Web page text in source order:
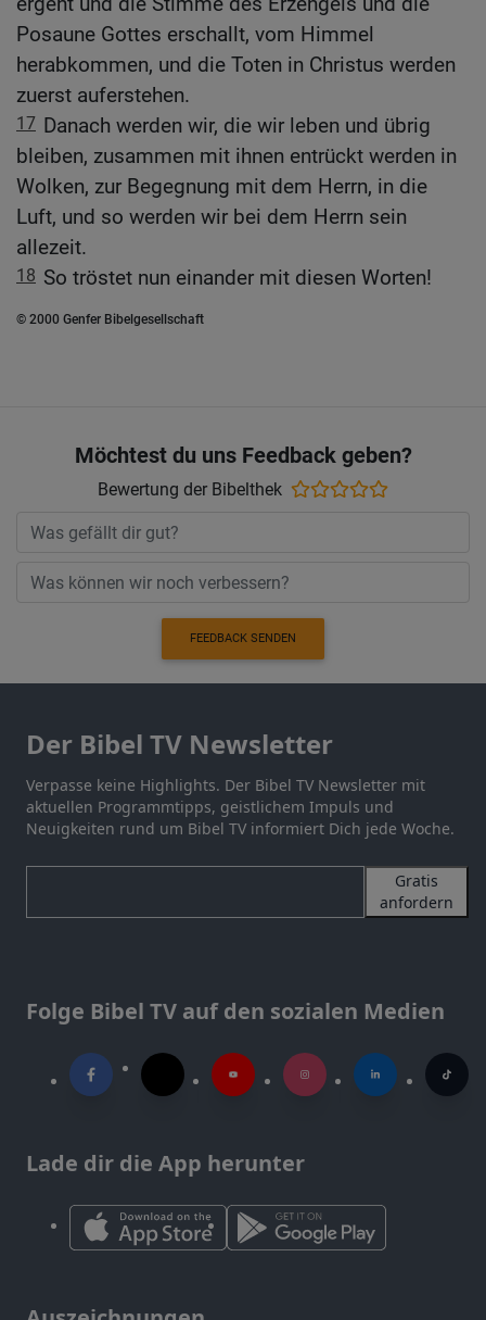
Posaune Gottes erschallt, vom Himmel
herabkommen, und die Toten in Christus werden
zuerst auferstehen.
17 Danach werden wir, die wir leben und übrig
bleiben, zusammen mit ihnen entrückt werden in
Wolken, zur Begegnung mit dem Herrn, in die
Luft, und so werden wir bei dem Herrn sein
allezeit.
18 So tröstet nun einander mit diesen Worten!
© 2000 Genfer Bibelgesellschaft
Möchtest du uns Feedback geben?
Bewertung der Bibelthek
FEEDBACK SENDEN
Der Bibel TV Newsletter
Verpasse keine Highlights. Der Bibel TV Newsletter mit
aktuellen Programmtipps, geistlichem Impuls und
Neuigkeiten rund um Bibel TV informiert Dich jede Woche.
Gratis
anfordern
Folge Bibel TV auf den sozialen Medien
Lade dir die App herunter